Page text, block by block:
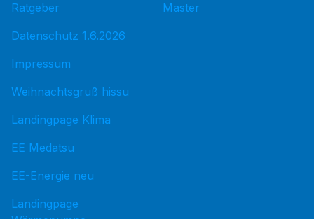
Ratgeber
Datenschutz 1.6.2026
Impressum
Weihnachtsgruß hissu
Landingpage Klima
EE Medatsu
EE-Energie neu
Landingpage
Master